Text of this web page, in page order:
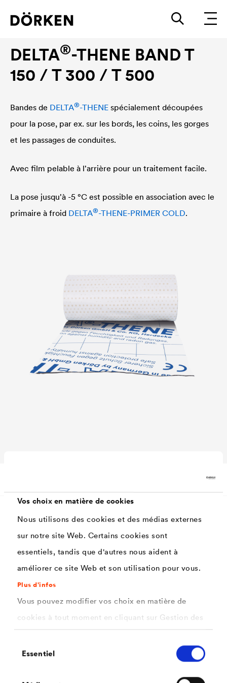
Vos choix en matière de cookies
Nous utilisons des cookies et des médias externes
sur notre site Web. Certains cookies sont
essentiels, tandis que d'autres nous aident à
améliorer ce site Web et son utilisation pour vous.
Plus d'infos
Vous pouvez modifier vos choix en matière de
cookies à tout moment en cliquant sur Gestion des
informations dans notre
politique de confidentialité
duEssentiel
DELTA®-THENE BAND T
150 / T 300 / T 500
Bandes de DELTA®-THENE spécialement découpées
pour la pose, par ex. sur les bords, les coins, les gorges
et les passages de conduites.
Avec film pelable à l'arrière pour un traitement facile.
La pose jusqu'à -5 °C est possible en association avec le
primaire à froid DELTA®-THENE-PRIMER COLD.
Avantages
Très haut pouvoir collant et couvrant
radon.
Application